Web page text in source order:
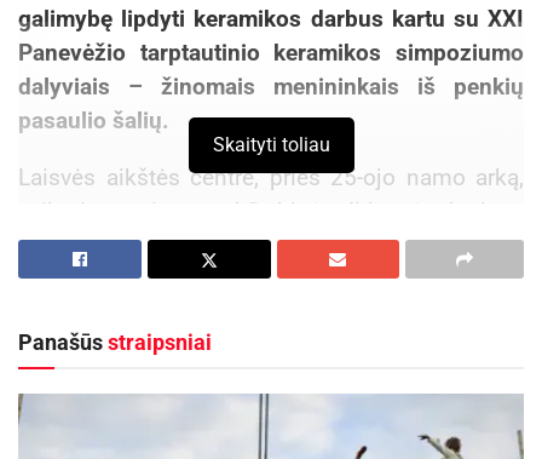
galimybę lipdyti keramikos darbus kartu su XXI
Panevėžio tarptautinio keramikos simpoziumo
dalyviais – žinomais menininkais iš penkių
pasaulio šalių.
Laisvės aikštės centre, prieš 25-ojo namo arką,
veiks improvizuotos kūrybinės dirbtuvės, kuriose
visi galės išbandyti keramikos galimybes.
Panevėžiečiai galės ne tik lipdyti, bet ir
kurie atstovauja skirtingų šalių keramikos
Skaityti toliau
Panašūsstraipsniai